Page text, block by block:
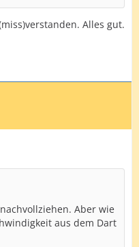
Alles gut.
Aber wie
aus dem Dart